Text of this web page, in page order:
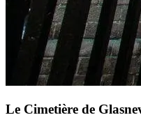
Le Cimetière de